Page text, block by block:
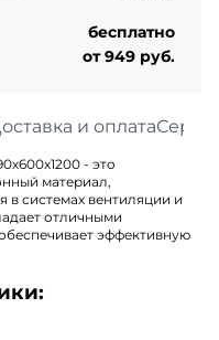
и оплата
- это
материал,
в системах вентиляции и
отличными
эффективную
бесплатно
от 949 руб.